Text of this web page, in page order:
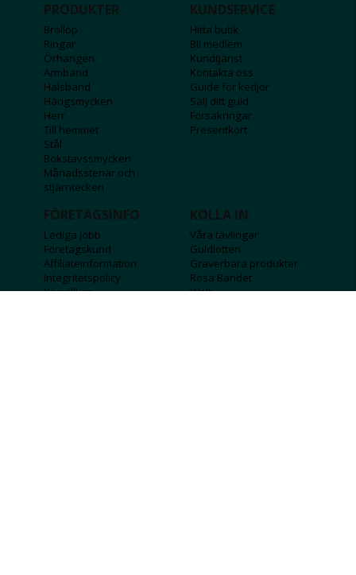
PRODUKTER
Bröllop
Ringar
Örhängen
Armband
Halsband
Hängsmycken
Herr
Till hemmet
Stål
Bokstavssmycken
Månadsstenar och
stjärntecken
KUNDSERVICE
Hitta butik
Bli medlem
Kundtjänst
Kontakta oss
Guide för kedjor
Sälj ditt guld
Försäkringar
Presentkort
FÖRETAGSINFO
Lediga jobb
Företagskund
Affiliateinformation
Integritetspolicy
Köpvillkor
KOLLA IN
Våra tävlingar
Guldlotten
Graverbara produkter
Rosa Bandet
Wolt